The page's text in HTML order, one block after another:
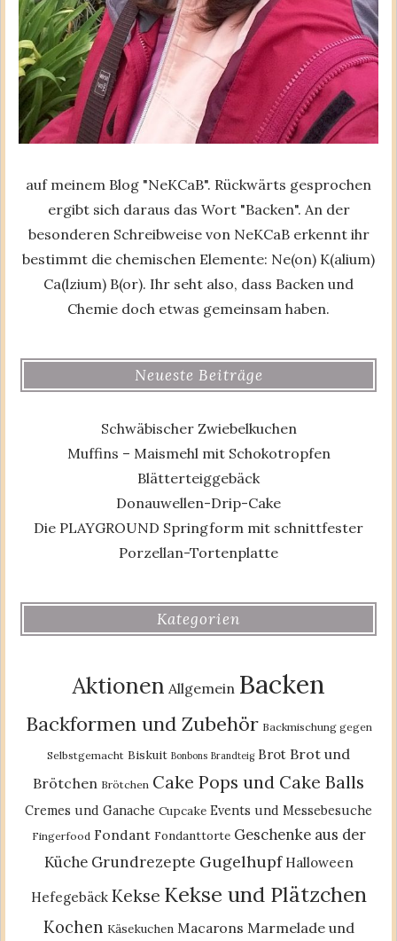
auf meinem Blog "NeKCaB". Rückwärts gesprochen
ergibt sich daraus das Wort "Backen". An der
besonderen Schreibweise von NeKCaB erkennt ihr
bestimmt die chemischen Elemente: Ne(on) K(alium)
Ca(lzium) B(or). Ihr seht also, dass Backen und
Chemie doch etwas gemeinsam haben.
Neueste Beiträge
Schwäbischer Zwiebelkuchen
Muffins – Maismehl mit Schokotropfen
Blätterteiggebäck
Donauwellen-Drip-Cake
Die PLAYGROUND Springform mit schnittfester
Porzellan-Tortenplatte
Kategorien
Aktionen Allgemein Backen
Backformen und Zubehör Backmischung gegen
Selbstgemacht Biskuit Bonbons Brandteig Brot Brot und
Brötchen Brötchen Cake Pops und Cake Balls
Cremes und Ganache Cupcake Events und Messebesuche
Fingerfood Fondant Fondanttorte Geschenke aus der
Küche Grundrezepte Gugelhupf Halloween
Hefegebäck Kekse Kekse und Plätzchen
Kochen Käsekuchen Macarons Marmelade und